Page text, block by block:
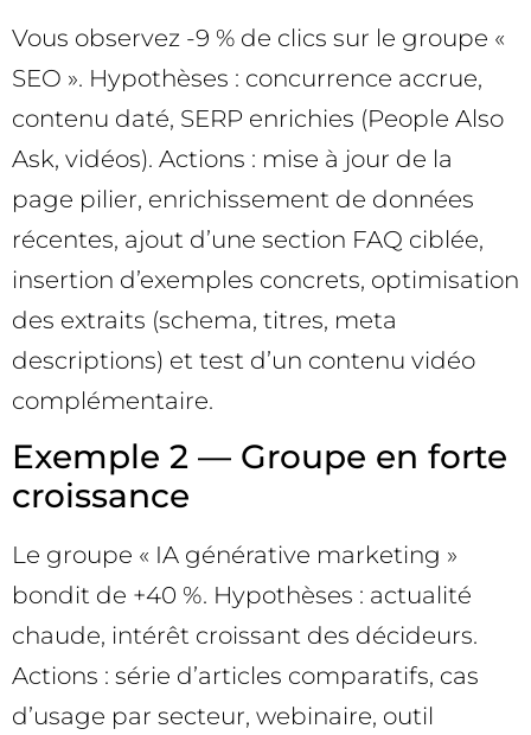
Vous observez -9 % de clics sur le groupe «
SEO ». Hypothèses : concurrence accrue,
contenu daté, SERP enrichies (People Also
Ask, vidéos). Actions : mise à jour de la
page pilier, enrichissement de données
récentes, ajout d’une section FAQ ciblée,
insertion d’exemples concrets, optimisation
des extraits (schema, titres, meta
descriptions) et test d’un contenu vidéo
complémentaire.
Exemple 2 — Groupe en forte
croissance
Le groupe « IA générative marketing »
bondit de +40 %. Hypothèses : actualité
chaude, intérêt croissant des décideurs.
Actions : série d’articles comparatifs, cas
d’usage par secteur, webinaire, outil